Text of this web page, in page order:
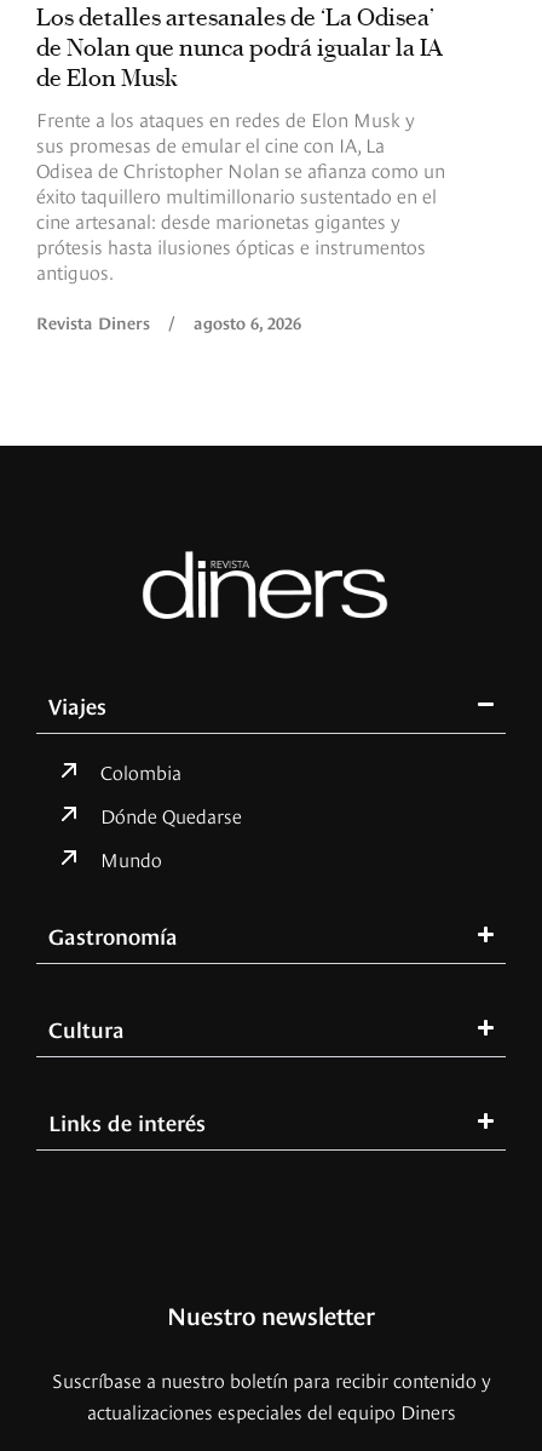
Los detalles artesanales de ‘La Odisea’
de Nolan que nunca podrá igualar la IA
de Elon Musk
Frente a los ataques en redes de Elon Musk y
sus promesas de emular el cine con IA, La
Odisea de Christopher Nolan se afianza como un
éxito taquillero multimillonario sustentado en el
cine artesanal: desde marionetas gigantes y
prótesis hasta ilusiones ópticas e instrumentos
antiguos.
Revista Diners / agosto 6, 2026
Viajes
Colombia
Dónde Quedarse
Mundo
Gastronomía
Cultura
Links de interés
Nuestro newsletter
Suscríbase a nuestro boletín para recibir contenido y
actualizaciones especiales del equipo Diners